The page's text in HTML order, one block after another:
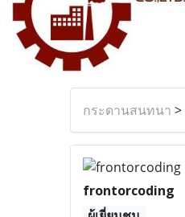
กระดานสนทนา >
frontorcoding